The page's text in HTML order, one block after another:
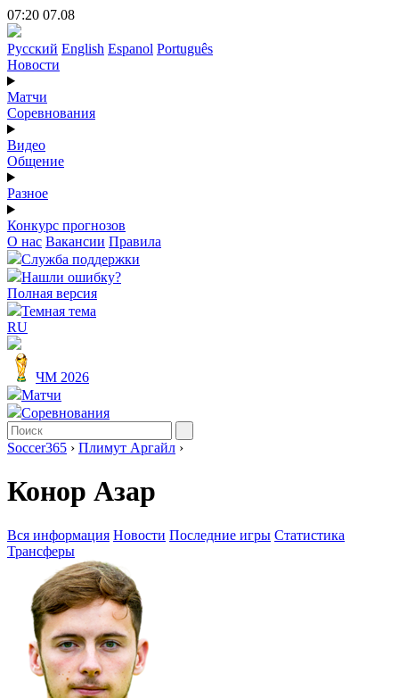
07:20 07.08
Русский English Espanol Português
Новости
Матчи
Соревнования
Видео
Общение
Разное
Конкурс прогнозов
О нас Вакансии Правила
Служба поддержки
Нашли ошибку?
Полная версия
Темная тема
RU
ЧМ 2026
Матчи
Соревнования
Soccer365 › Плимут Аргайл ›
Конор Азар
Вся информация Новости Последние игры Статистика
Трансферы